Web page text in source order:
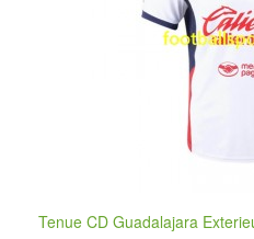
Tenue CD Guadalajara